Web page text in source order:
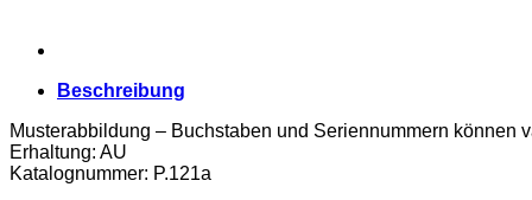
Beschreibung
Musterabbildung – Buchstaben und Seriennummern können
Erhaltung: AU
Katalognummer: P.121a